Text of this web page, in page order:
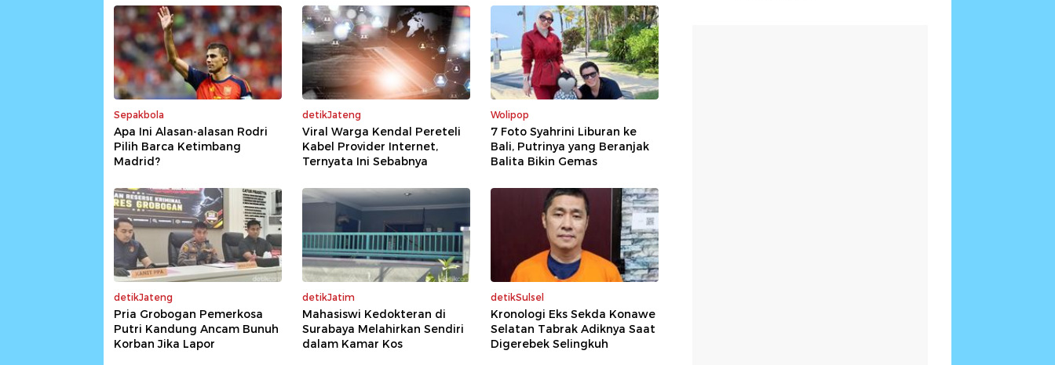
Sepakbola
Apa Ini Alasan-alasan Rodri
Pilih Barca Ketimbang
Madrid?
detikJateng
Viral Warga Kendal Pereteli
Kabel Provider Internet,
Ternyata Ini Sebabnya
Wolipop
7 Foto Syahrini Liburan ke
Bali, Putrinya yang Beranjak
Balita Bikin Gemas
detikJateng
Pria Grobogan Pemerkosa
Putri Kandung Ancam Bunuh
Korban Jika Lapor
detikJatim
Mahasiswi Kedokteran di
Surabaya Melahirkan Sendiri
dalam Kamar Kos
detikSulsel
Kronologi Eks Sekda Konawe
Selatan Tabrak Adiknya Saat
Digerebek Selingkuh